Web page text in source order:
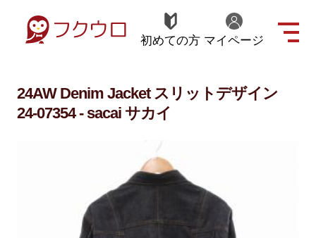
初めての方 マイページ
24AW Denim Jacket スリットデザイン
24-07354 - sacai サカイ